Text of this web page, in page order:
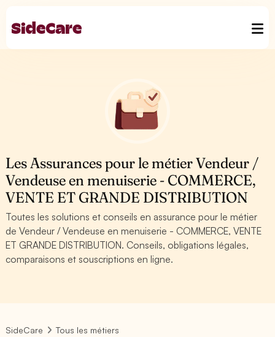
Les Assurances pour le métier Vendeur /
Vendeuse en menuiserie - COMMERCE,
VENTE ET GRANDE DISTRIBUTION
Toutes les solutions et conseils en assurance pour le métier
de Vendeur / Vendeuse en menuiserie - COMMERCE, VENTE
ET GRANDE DISTRIBUTION. Conseils, obligations légales,
comparaisons et souscriptions en ligne.
SideCare
Tous les métiers